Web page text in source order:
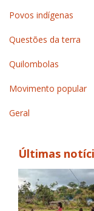
Povos indígenas
Questões da terra
Quilombolas
Movimento popular
Geral
Últimas